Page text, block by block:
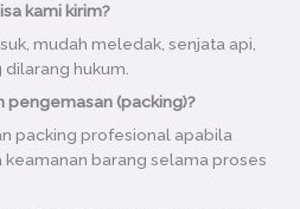
kami kirim?
mudah meledak, senjata api,
dilarang hukum.
pengemasan (packing)?
packing profesional apabila
keamanan barang selama proses